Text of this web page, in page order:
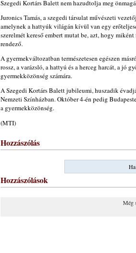
Szegedi Kortárs Balett nem hazudtolja meg
Juronics Tamás, a szegedi társulat művészeti
amelynek a hattyúk világán kívül van egy
szerelmét kereső embert mutat be, azt, hogy
rendező.
A gyermekváltozatban természetesen egészen
rossz, a varázsló, a hattyú és a herceg harcát, a jó
gyermekközönség számára.
A Szegedi Kortárs Balett jubileumi, huszadik
Nemzeti Színházban. Október 4-én pedig
a gyermekközönség.
(MTI)
Hozzászólás
Hozzászólások
Még